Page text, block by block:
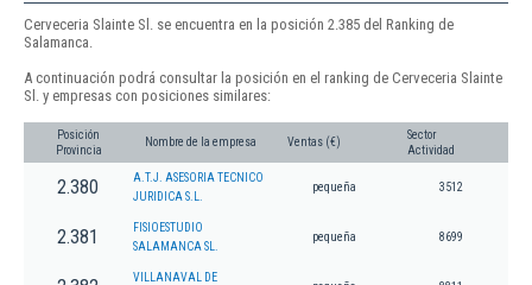
Cerveceria Slainte Sl. se encuentra en la posición 2.385 del Ranking de
Salamanca.
A continuación podrá consultar la posición en el ranking de Cerveceria Slainte
Sl. y empresas con posiciones similares:
Posición
Provincia
Nombre de la empresa Ventas (€)
Sector
Actividad
2.380
A.T.J. ASESORIA TECNICO
JURIDICA S.L.
pequeña 3512
2.381
FISIOESTUDIO
SALAMANCA SL.
pequeña 8699
VILLANAVAL DE